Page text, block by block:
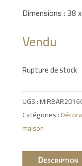
Dimensions : 38
Vendu
Rupture de stock
UGS :
Catégories :
maison
Description